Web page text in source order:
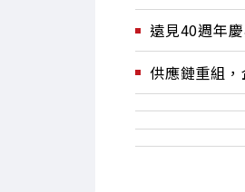
遠見40週年
供應鏈重組